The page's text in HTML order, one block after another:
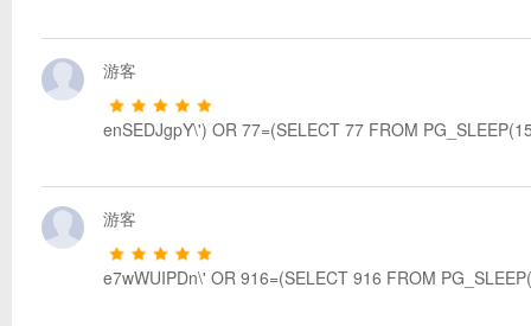
游客
enSEDJgpY\') OR 77=(SELECT 77 FROM
游客
e7wWUIPDn\' OR 916=(SELECT 916 FROM